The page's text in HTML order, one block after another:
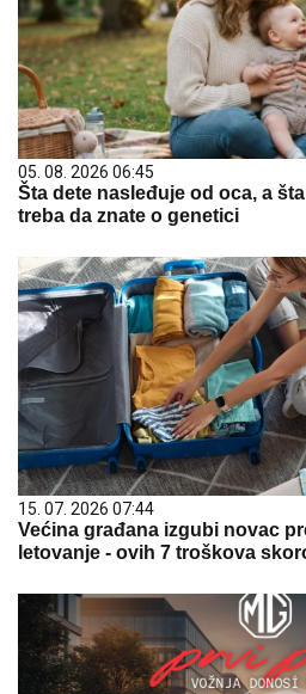
05. 08. 2026 06:45
Šta dete nasleđuje od oca, a
treba da znate o genetici
15. 07. 2026 07:44
Većina građana izgubi novac
letovanje - ovih 7 troškova